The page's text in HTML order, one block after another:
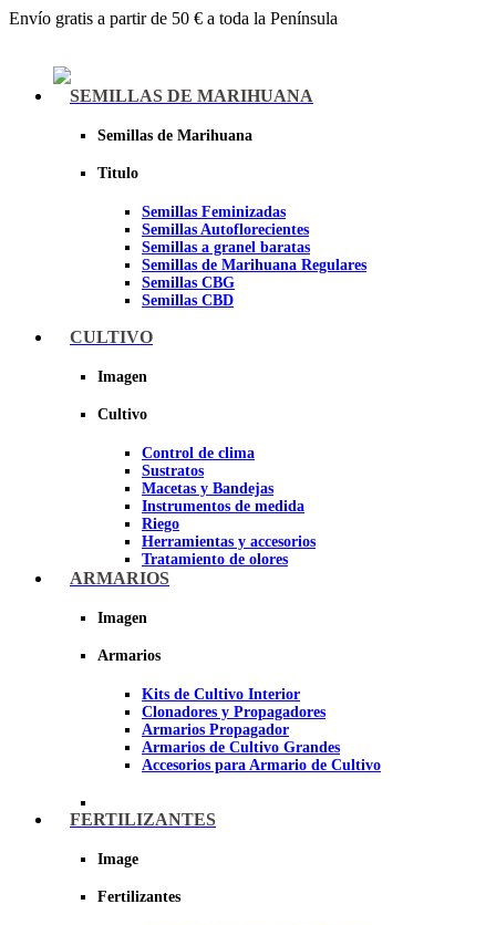
Envío gratis a partir de 50 € a toda la Península
SEMILLAS DE MARIHUANA
Semillas de Marihuana
Titulo
Semillas Feminizadas
Semillas Autoflorecientes
Semillas a granel baratas
Semillas de Marihuana Regulares
Semillas CBG
Semillas CBD
Sheer seeds
CULTIVO
Imagen
Cultivo
Control de clima
Sustratos
Macetas y Bandejas
Instrumentos de medida
Riego
Herramientas y accesorios
Tratamiento de olores
Insecticidas y fungicidas
Papel Reflectante para cultivo de
ARMARIOS
Imagen
Armarios
Kits de Cultivo Interior
Clonadores y Propagadores
Armarios Propagador
Armarios de Cultivo Grandes
Accesorios para Armario de Cultivo
FERTILIZANTES
Image
Fertilizantes